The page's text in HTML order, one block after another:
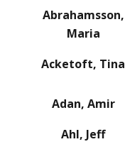
Abrahamsson,
Maria
Acketoft, Tina
Adan, Amir
Ahl, Jeff